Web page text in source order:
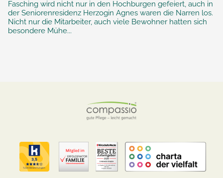
Fasching wird nicht nur in den Hochburgen gefeiert, auch in
der Seniorenresidenz Herzogin Agnes waren die Narren los.
Nicht nur die Mitarbeiter, auch viele Bewohner hatten sich
besondere Mühe...